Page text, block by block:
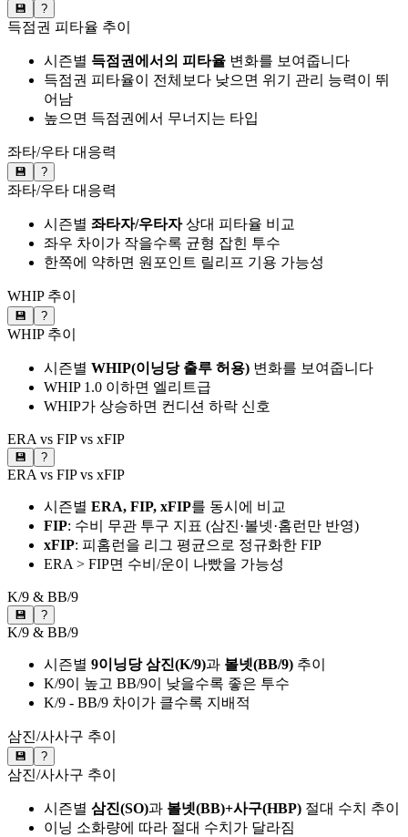
💾 ?
득점권 피타율 추이
시즌별 득점권에서의 피타율 변화를 보여줍니다
득점권 피타율이 전체보다 낮으면 위기 관리 능력이 뛰
어남
높으면 득점권에서 무너지는 타입
좌타/우타 대응력
💾 ?
좌타/우타 대응력
시즌별 좌타자/우타자상대 피타율 비교
좌우 차이가 작을수록 균형 잡힌 투수
한쪽에 약하면 원포인트 릴리프 기용 가능성
WHIP 추이
💾 ?
WHIP 추이
시즌별 WHIP(이닝당 출루 허용) 변화를 보여줍니다
WHIP 1.0 이하면 엘리트급
WHIP가 상승하면 컨디션 하락 신호
ERA vs FIP vs xFIP
💾 ?
ERA vs FIP vs xFIP
시즌별 ERA, FIP, xFIP를 동시에 비교
FIP: 수비 무관 투구 지표 (삼진·볼넷·홈런만 반영)
xFIP: 피홈런을 리그 평균으로 정규화한 FIP
ERA > FIP면 수비/운이 나빴을 가능성
K/9 & BB/9
💾 ?
K/9 & BB/9
시즌별 9이닝당 삼진(K/9)과 볼넷(BB/9) 추이
K/9이 높고 BB/9이 낮을수록 좋은 투수
K/9 - BB/9 차이가 클수록 지배적
삼진/사사구 추이
💾 ?
삼진/사사구 추이
시즌별 삼진(SO)과 볼넷(BB)+사구(HBP) 절대 수치 추이
이닝 소화량에 따라 절대 수치가 달라짐